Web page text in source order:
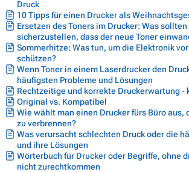
Druck
10 Tipps für einen Drucker als
Ersetzen des Toners im Drucker: Was
sicherzustellen, dass der neue Toner
Sommerhitze: Was tun, um die Elektronik
schützen?
Wenn Toner in einem Laserdrucker den
häufigsten Probleme und Lösungen
Rechtzeitige und korrekte Druckerwartung -
Original vs. Kompatibel
Wie wählt man einen Drucker fürs Büro aus,
zu verbrennen?
Was verursacht schlechten Druck oder die
und ihre Lösungen
Wörterbuch für Drucker oder Begriffe, ohne
nicht zurechtkommen